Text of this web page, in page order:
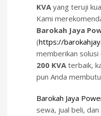
KVAyang teruji
Kami
Barokah Jaya
(https://
memberikan solusi
200 KVAterbaik,
pun Anda
Barokah Jaya
sewa, jual beli,